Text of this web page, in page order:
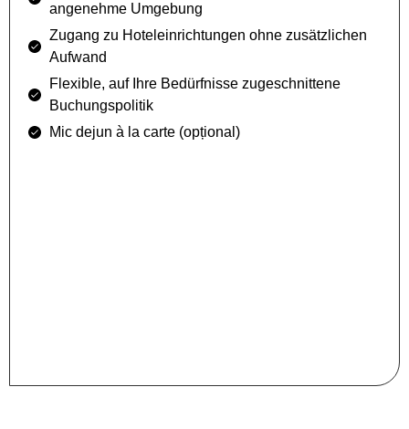
angenehme Umgebung
Zugang zu Hoteleinrichtungen ohne zusätzlichen
Aufwand
Flexible, auf Ihre Bedürfnisse zugeschnittene
Buchungspolitik
Mic dejun à la carte (opțional)